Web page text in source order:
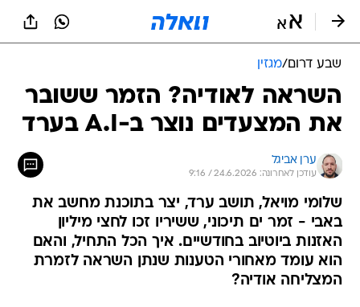
שבע דרום/מגזין
השראה לאודיה? הזמר ששובר
את המצעדים נוצר ב-A.I בערד
ערן אביגל
עודכן לאחרונה: 24.6.2026 / 9:16
שלומי מויאל, תושב ערד, יצר בתוכנת מחשב את
באבי - זמר ים תיכוני, ששיריו זכו לחצי מיליון
האזנות ביוטיוב בחודשיים. איך הכל התחיל, והאם
הוא עומד מאחורי הטענות שנתן השראה לזמרת
המצליחה אודיה?